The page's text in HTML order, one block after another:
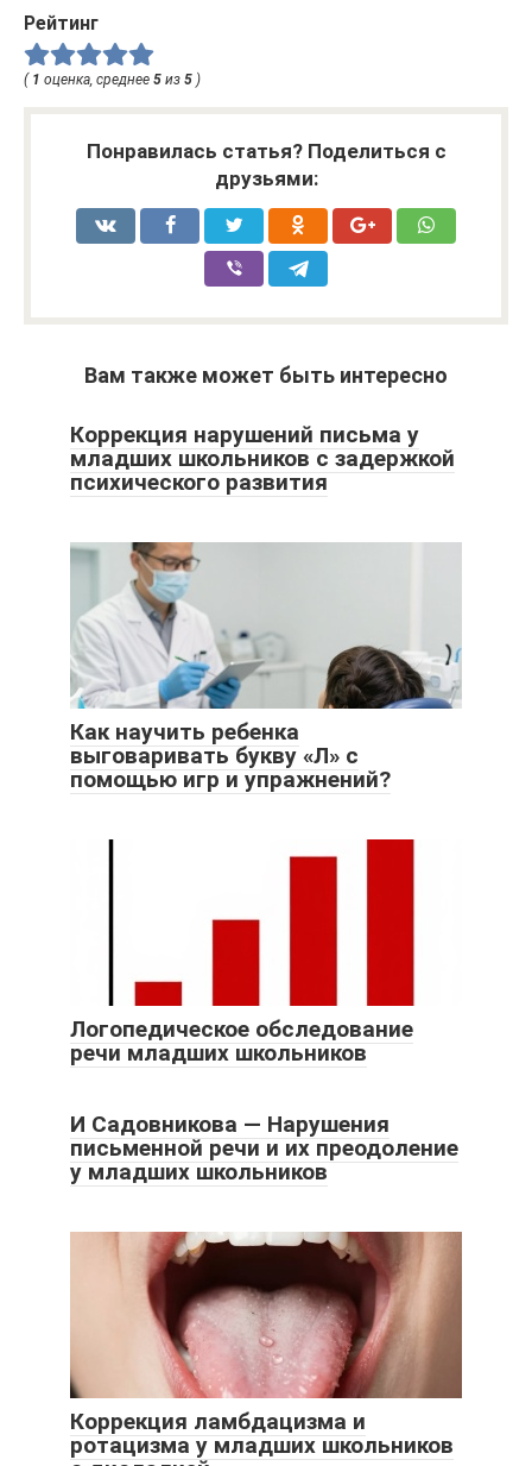
Рейтинг
( 1 оценка, среднее 5 из 5 )
Понравилась статья? Поделиться с
друзьями:
Вам также может быть интересно
Коррекция нарушений письма у
младших школьников с задержкой
психического развития
Как научить ребенка
выговаривать букву «Л» с
помощью игр и упражнений?
Логопедическое обследование
речи младших школьников
И Садовникова — Нарушения
письменной речи и их преодоление
у младших школьников
Коррекция ламбдацизма и
ротацизма у младших школьников